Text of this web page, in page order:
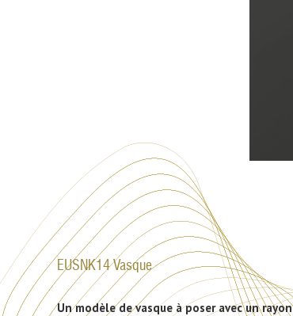
EUSNK14 Vasque
Un modèle de vasque à poser avec un